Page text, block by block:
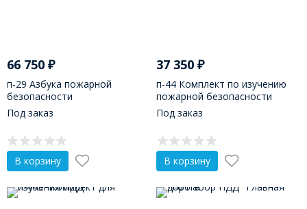
66 750 ₽
п-29 Азбука пожарной
безопасности
Под заказ
В корзину
37 350₽
п-44 Комплект по изучению
пожарной безопасности
«Ноль-один»
Под заказ
В корзину